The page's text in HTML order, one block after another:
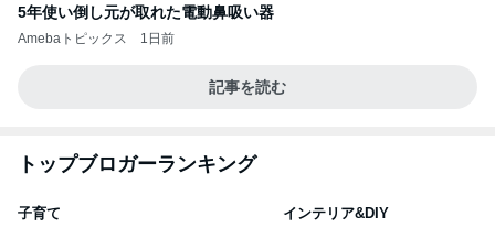
5年使い倒し元が取れた電動鼻吸い器
Amebaトピックス 1日前
記事を読む
トップブロガーランキング
子育て インテリア&DIY